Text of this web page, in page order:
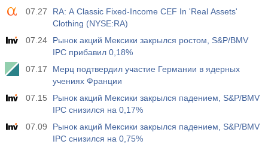
12:30
USD
Уровень безработицы U6
Акт.
7.9%
Прог.
7.9%
7.9%
17:00
Число нефтяных буровых установок от Baker
Hughes
Акт.
451
Общее число буровых установок в США от Baker
Hughes
07.27
RA: A Classic Fixed-Income CEF In 'Real Assets'
Clothing (NYSE:RA)
07.24
Рынок акций Мексики закрылся ростом, S&P/BMV
IPC прибавил 0,18%
07.17
Мерц подтвердил участие Германии в ядерных
учениях Франции
07.15
Рынок акций Мексики закрылся падением, S&P/BMV
IPC снизился на 0,17%
07.09
Рынок акций Мексики закрылся падением, S&P/BMV
IPC снизился на 0,75%